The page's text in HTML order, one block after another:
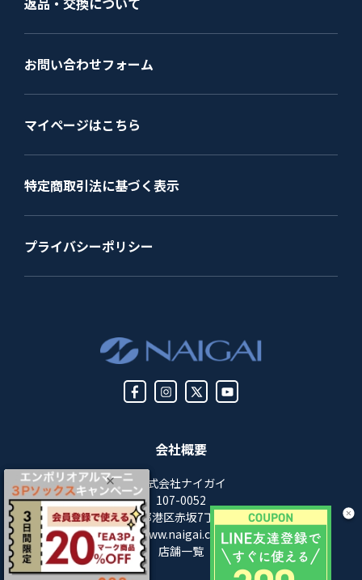
会社概要
株式会社ナイガイ
107-0052
東京都港区赤坂7丁目8-5
https://www.naigai.co.jp/corp/
店舗一覧
お問い合わせフォーム
マイページはこちら
特定商取引法に基づく表示
プライバシーポリシー